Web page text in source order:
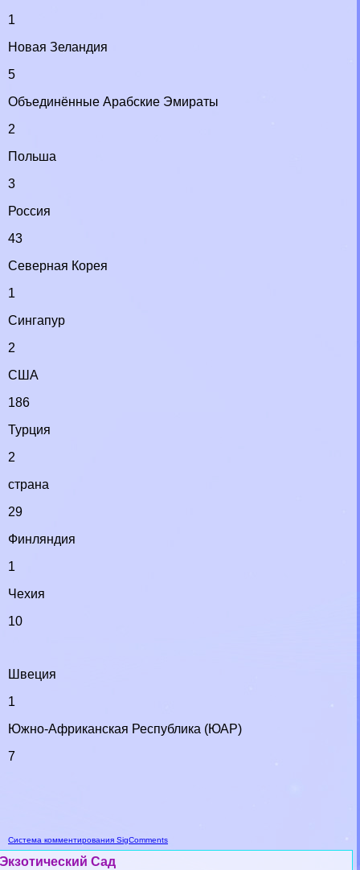
1
Новая Зеландия
5
Объединённые Арабские Эмираты
2
Польша
3
Россия
43
Северная Корея
1
Сингапур
2
США
186
Турция
2
страна
29
Финляндия
1
Чехия
10
Швеция
1
Южно-Африканская Республика (ЮАР)
7
Система комментирования SigComments
Экзотический Сад